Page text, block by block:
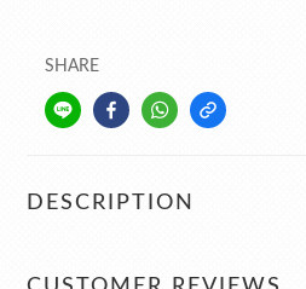
SHARE
DESCRIPTION